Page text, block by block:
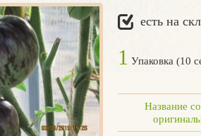
есть на
1 Упаковка (10
Название